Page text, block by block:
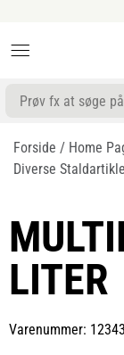
Forside / Home
Diverse
LITER
Varenummer: